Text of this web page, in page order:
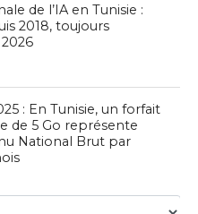
de l’IA en Tunisie :
2018, toujours
: En Tunisie, un forfait
de 5 Go représente
National Brut par